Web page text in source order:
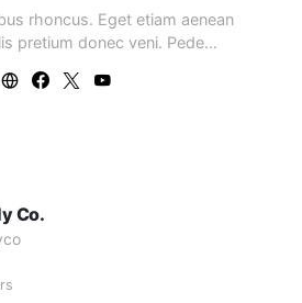
rhoncus. Eget etiam aenean
pretium donec veni. Pede…
Co.